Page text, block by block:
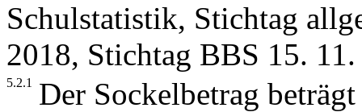
Schulstatistik, Stichtag
2018, Stichtag BBS 15.
5.2.1
Der Sockelbetrag